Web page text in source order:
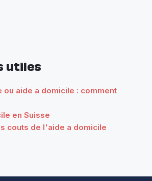
utiles
ou aide a domicile : comment
en Suisse
couts de l'aide a domicile